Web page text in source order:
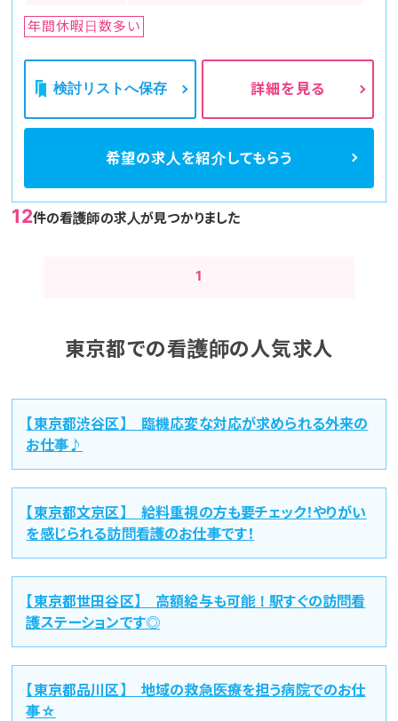
年間休暇日数多い
検討リストへ保存 詳細を見る
希望の求人を紹介してもらう
12件の看護師の求人が見つかりました
1
東京都での看護師の人気求人
【東京都渋谷区】 臨機応変な対応が求められる外来の
お仕事♪
【東京都文京区】 給料重視の方も要チェック！やりがい
を感じられる訪問看護のお仕事です！
【東京都世田谷区】 高額給与も可能！駅すぐの訪問看
護ステーションです◎
【東京都品川区】 地域の救急医療を担う病院でのお仕
事☆